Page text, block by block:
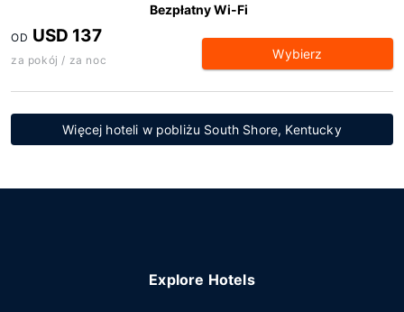
Bezpłatny Wi-Fi
OD USD 137
za pokój / za noc Wybierz
Więcej hoteli w pobliżu South Shore, Kentucky
Explore Hotels